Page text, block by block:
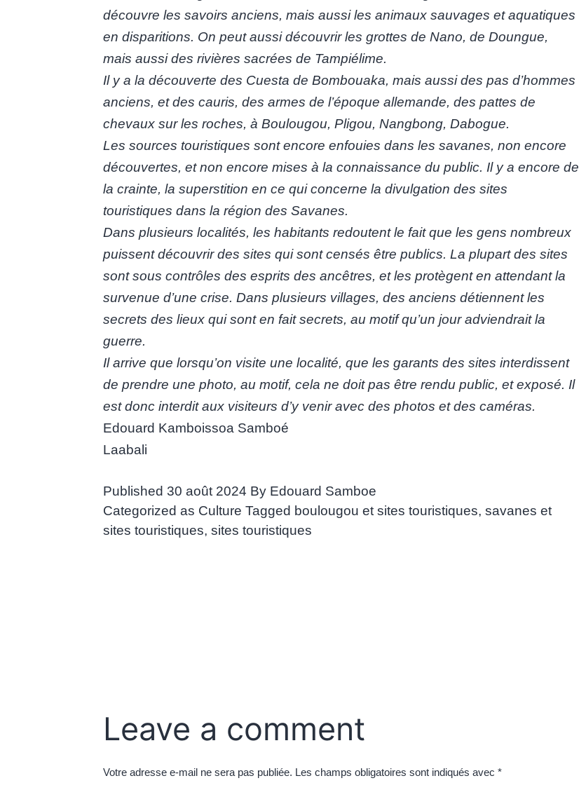
découvre les savoirs anciens, mais aussi les animaux sauvages et aquatiques
en disparitions. On peut aussi découvrir les grottes de Nano, de Doungue,
mais aussi des rivières sacrées de Tampiélime.
Il y a la découverte des Cuesta de Bombouaka, mais aussi des pas d’hommes
anciens, et des cauris, des armes de l’époque allemande, des pattes de
chevaux sur les roches, à Boulougou, Pligou, Nangbong, Dabogue.
Les sources touristiques sont encore enfouies dans les savanes, non encore
découvertes, et non encore mises à la connaissance du public. Il y a encore de
la crainte, la superstition en ce qui concerne la divulgation des sites
touristiques dans la région des Savanes.
Dans plusieurs localités, les habitants redoutent le fait que les gens nombreux
puissent découvrir des sites qui sont censés être publics. La plupart des sites
sont sous contrôles des esprits des ancêtres, et les protègent en attendant la
survenue d’une crise. Dans plusieurs villages, des anciens détiennent les
secrets des lieux qui sont en fait secrets, au motif qu’un jour adviendrait la
guerre.
Il arrive que lorsqu’on visite une localité, que les garants des sites interdissent
de prendre une photo, au motif, cela ne doit pas être rendu public, et exposé. Il
est donc interdit aux visiteurs d’y venir avec des photos et des caméras.
Edouard Kamboissoa Samboé
Laabali
Published 30 août 2024 By Edouard Samboe
Categorized as Culture Tagged boulougou et sites touristiques, savanes et
sites touristiques, sites touristiques
Leave a comment
Votre adresse e-mail ne sera pas publiée. Les champs obligatoires sont indiqués avec *